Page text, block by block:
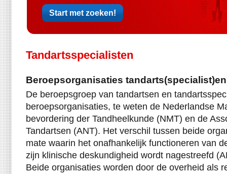
Tandartsspecialisten
Beroepsorganisaties tandarts(specialist)en
De beroepsgroep van tandartsen en
beroepsorganisaties, te weten de Nederlandse
bevordering der Tandheelkunde (NMT) en de
Tandartsen (ANT). Het verschil tussen beide
mate waarin het onafhankelijk functioneren van
zijn klinische deskundigheid wordt nagestreefd
Beide organisaties worden door de overheid als